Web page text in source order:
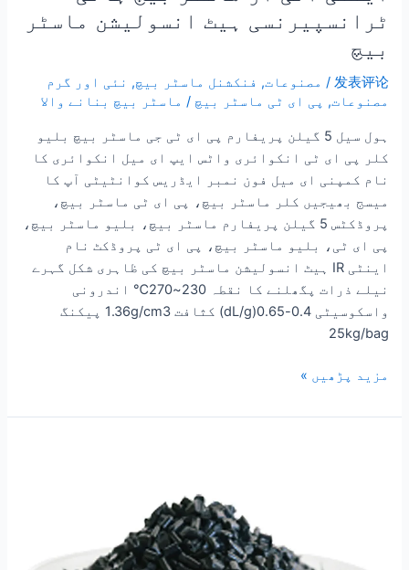
ٹرانسپیرنسی ہیٹ انسولیشن ماسٹر
بیچ
发表评论
/ مصنوعات, فنکشنل ماسٹر بیچ, نئی اور گرم
مصنوعات, پی ای ٹی ماسٹر بیچ / ماسٹر بیچ بنانے والا
ہول سیل 5 گیلن پریفارم پی ای ٹی جی ماسٹر بیچ بلیو
کلر پی ای ٹی انکوائری واٹس ایپ ای میل انکوائری کا
نام کمپنی ای میل فون نمبر ایڈریس کوانٹیٹی آپ کا
میسج بھیجیں کلر ماسٹر بیچ، پی ای ٹی ماسٹر بیچ،
پروڈکٹس 5 گیلن پریفارم ماسٹر بیچ، بلیو ماسٹر بیچ،
پی ای ٹی، بلیو ماسٹر بیچ، پی ای ٹی پروڈکٹ نام
اینٹی IR ہیٹ انسولیشن ماسٹر بیچ کی ظاہری شکل گہرے
نیلے ذرات پگھلنے کا نقطہ 230~270℃ اندرونی
واسکوسیٹی 0.4-0.65(dL/g) کثافت 1.36g/cm3 پیکنگ
25kg/bag
مزید پڑھیں »